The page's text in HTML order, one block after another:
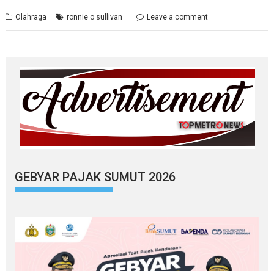
Olahraga ronnie o sullivan Leave a comment
GEBYAR PAJAK SUMUT 2026